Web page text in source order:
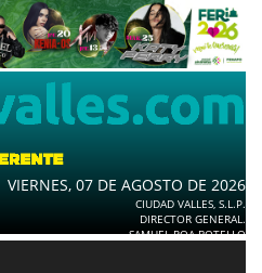
VIERNES, 07 DE AGOSTO DE 2026
CIUDAD VALLES, S.L.P.
DIRECTOR GENERAL.
SAMUEL ROA BOTELLO